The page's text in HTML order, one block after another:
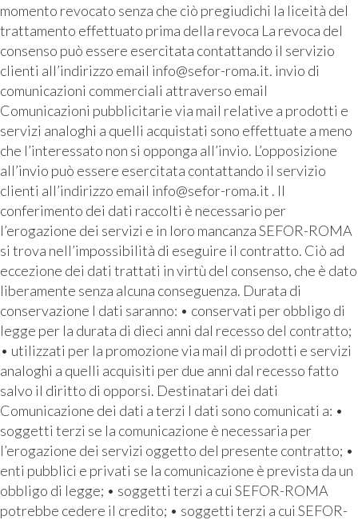
momento revocato senza che ciò pregiudichi la liceità del
trattamento effettuato prima della revoca La revoca del
consenso può essere esercitata contattando il servizio
clienti all’indirizzo email info@sefor-roma.it. invio di
comunicazioni commerciali attraverso email
Comunicazioni pubblicitarie via mail relative a prodotti e
servizi analoghi a quelli acquistati sono effettuate a meno
che l’interessato non si opponga all’invio. L’opposizione
all’invio può essere esercitata contattando il servizio
clienti all’indirizzo email info@sefor-roma.it . Il
conferimento dei dati raccolti è necessario per
l’erogazione dei servizi e in loro mancanza SEFOR-ROMA
si trova nell’impossibilità di eseguire il contratto. Ciò ad
eccezione dei dati trattati in virtù del consenso, che è dato
liberamente senza alcuna conseguenza. Durata di
conservazione I dati saranno: • conservati per obbligo di
legge per la durata di dieci anni dal recesso del contratto;
• utilizzati per la promozione via mail di prodotti e servizi
analoghi a quelli acquisiti per due anni dal recesso fatto
salvo il diritto di opporsi. Destinatari dei dati
Comunicazione dei dati a terzi I dati sono comunicati a: •
soggetti terzi se la comunicazione è necessaria per
l’erogazione dei servizi oggetto del presente contratto; •
enti pubblici e privati se la comunicazione è prevista da un
obbligo di legge; • soggetti terzi a cui SEFOR-ROMA
potrebbe cedere il credito; • soggetti terzi a cui SEFOR-